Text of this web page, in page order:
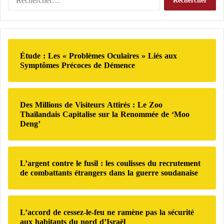
Comprendre les différentes phases du sommeil
Le sommeil n’est pas un état uniforme. Il est
composé de plusieurs cycles qui se répètent tout au
long de la nuit.
Chaque cycle comprend généralement :
le sommeil léger ;
lesommeil profond;
le sommeil paradoxal.
Le sommeil profond, également appelé sommeil à
ondes lentes, est considéré comme la phase la plus
réparatrice du sommeil.
s
i
o
n
I
a
l
l
e
n
s
e
g
l
e
n
h
e
c
e
r
:
Étude : Les « Problèmes Oculaires » Liés aux
Symptômes Précoces de Démence
Des Millions de Visiteurs Attirés : Le Zoo
Thaïlandais Capitalise sur la Renommée de ‘Moo
Deng’
L’argent contre le fusil : les coulisses du recrutement
de combattants étrangers dans la guerre soudanaise
L’accord de cessez-le-feu ne ramène pas la sécurité